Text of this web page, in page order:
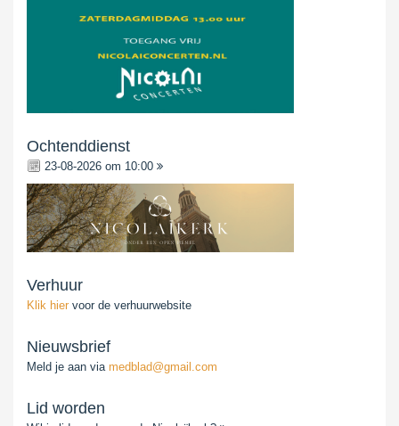
Ochtenddienst
23-08-2026 om 10:00
Verhuur
Klik hier voor de verhuurwebsite
Nieuwsbrief
Meld je aan via medblad@gmail.com
Lid worden